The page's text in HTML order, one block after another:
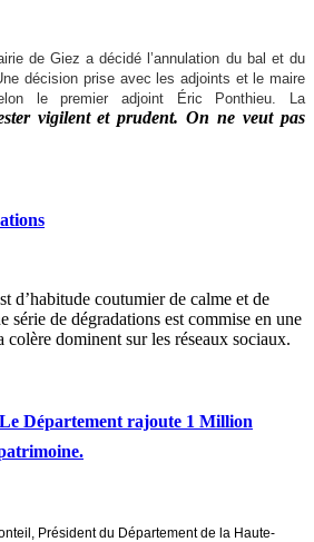
de Giez a décidé l’annulation du bal et du
décision prise avec les adjoints et le maire
le premier adjoint Éric Ponthieu. La
vigilent et prudent. On ne veut pas
d’habitude coutumier de calme et de
série de dégradations est commise en une
colère dominent sur les réseaux sociaux.
Département rajoute 1 Million
Président du Département de la Haute-